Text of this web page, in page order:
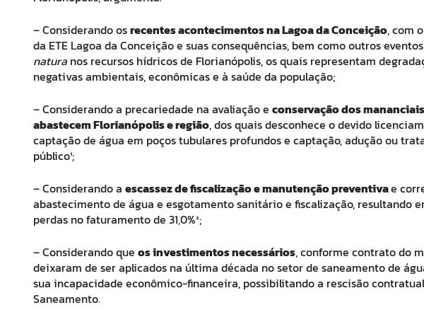
– Considerando osrecentes acontecimentos na Lagoa da Conceição, com
da ETE Lagoa da Conceição e suas consequências, bem como outros
naturanos recursos hídricos de Florianópolis, os quais representam
negativas ambientais, econômicas e à saúde da população;
– Considerando a precariedade na avaliação e conservação dos
abastecem Florianópolis e região, dos quais desconhece o devido
captação de água em poços tubulares profundos e captação, adução ou
público¹;
– Considerando a escassez de fiscalização e manutenção preventivae
abastecimento de água e esgotamento sanitário e fiscalização, resultando
perdas no faturamento de 31,0%²;
– Considerando que os investimentos necessários, conforme contrato do
deixaram de ser aplicados na última década no setor de saneamento de
sua incapacidade econômico-financeira, possibilitando a rescisão
Saneamento.